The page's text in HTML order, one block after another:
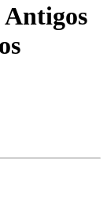
Antigos